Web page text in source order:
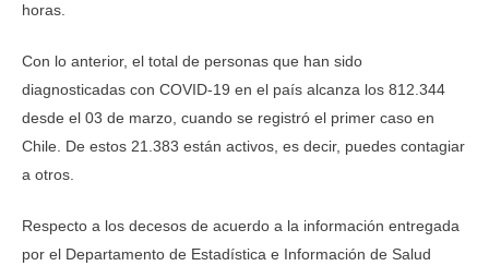
horas.
Con lo anterior, el total de personas que han sido
diagnosticadas con COVID-19 en el país alcanza los 812.344
desde el 03 de marzo, cuando se registró el primer caso en
Chile. De estos 21.383 están activos, es decir, puedes contagiar
a otros.
Respecto a los decesos de acuerdo a la información entregada
por el Departamento de Estadística e Información de Salud